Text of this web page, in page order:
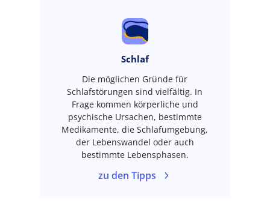
Schlaf
Die möglichen Gründe für
Schlafstörungen sind vielfältig. In
Frage kommen körperliche und
psychische Ursachen, bestimmte
Medikamente, die Schlafumgebung,
der Lebenswandel oder auch
bestimmte Lebensphasen.
zu den Tipps